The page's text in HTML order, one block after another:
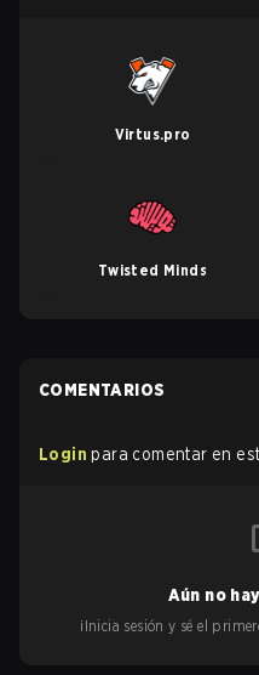
Virtus.pro
Twisted Minds
COMENTARIOS
Login para comentar en
Aún no
¡Inicia sesión y sé el